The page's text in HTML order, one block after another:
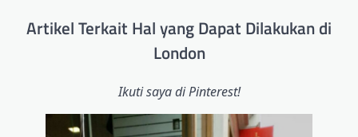
Artikel Terkait Hal yang Dapat Dilakukan di
London
Ikuti saya di Pinterest!